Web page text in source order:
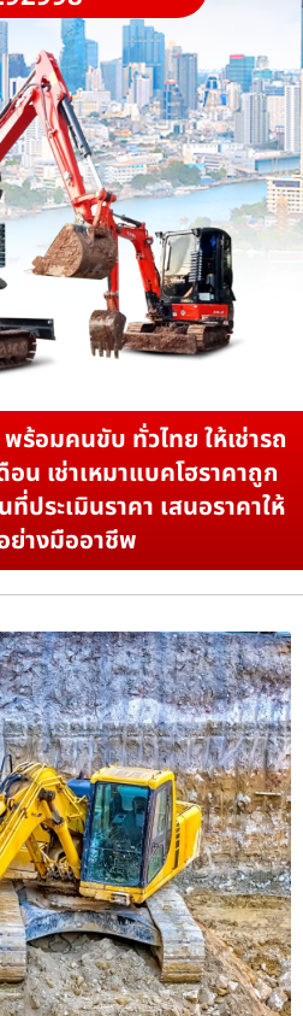
ร้อมคนขับ ทั่วไทย ให้เช่ารถ
น เช่าเหมาแบคโฮราคาถูก
ประเมินราคา เสนอราคาให้
ย่างมืออาชีพ